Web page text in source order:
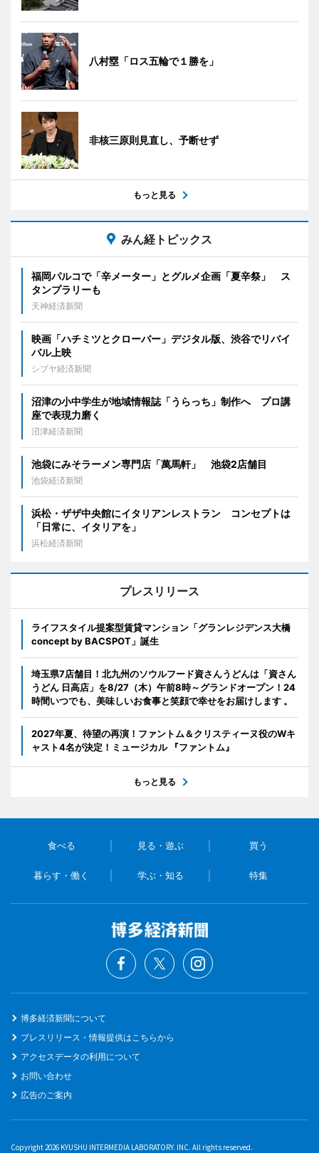
八村塁「ロス五輪で１勝を」
非核三原則見直し、予断せず
もっと見る
みん経トピックス
福岡パルコで「辛メーター」とグルメ企画「夏辛祭」 ス
タンプラリーも
天神経済新聞
映画「ハチミツとクローバー」デジタル版、渋谷でリバイ
バル上映
シブヤ経済新聞
沼津の小中学生が地域情報誌「うらっち」制作へ プロ講
座で表現力磨く
沼津経済新聞
池袋にみそラーメン専門店「萬馬軒」 池袋2店舗目
池袋経済新聞
浜松・ザザ中央館にイタリアンレストラン コンセプトは
「日常に、イタリアを」
浜松経済新聞
プレスリリース
ライフスタイル提案型賃貸マンション「グランレジデンス大橋
concept by BACSPOT」誕生
埼玉県7店舗目！北九州のソウルフード資さんうどんは「資さん
うどん 日高店」を8/27（木）午前8時～グランドオープン！24
時間いつでも、美味しいお食事と笑顔で幸せをお届けします 。
2027年夏、待望の再演！ファントム＆クリスティーヌ役のWキ
ャスト4名が決定！ミュージカル 『ファントム』
もっと見る
食べる 見る・遊ぶ 買う
暮らす・働く 学ぶ・知る 特集
博多経済新聞について
プレスリリース・情報提供はこちらから
アクセスデータの利用について
お問い合わせ
広告のご案内
Copyright 2026 KYUSHU INTERMEDIA LABORATORY. INC. All rights reserved.